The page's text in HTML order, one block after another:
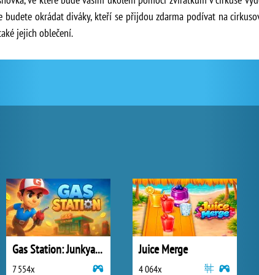
budete okrádat diváky, kteří se přijdou zdarma podívat na
jejich oblečení.
Gas Station: Junkyard Tycoon
7 554x
Juice Merge
4 064x